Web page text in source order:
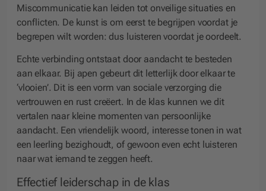
Miscommunicatie kan leiden tot onveilige situaties en
conflicten. De kunst is om eerst te begrijpen voordat je
begrepen wilt worden: dus luisteren voordat je oordeelt.
Echte verbinding ontstaat door aandacht te besteden
aan elkaar. Bij apen gebeurt dit letterlijk door elkaar te
‘vlooien’. Dit is een vorm van sociale verzorging die
vertrouwen en rust creëert. In de klas kunnen we dit
vertalen naar kleine momenten van persoonlijke
aandacht. Een vriendelijk woord, interesse tonen in wat
een leerling bezighoudt, of gewoon even echt luisteren
naar wat iemand te zeggen heeft.
Effectief leiderschap in de klas